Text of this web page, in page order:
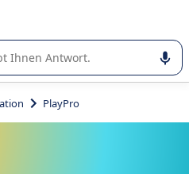
Nutzung oder Auswahl
PlayPro